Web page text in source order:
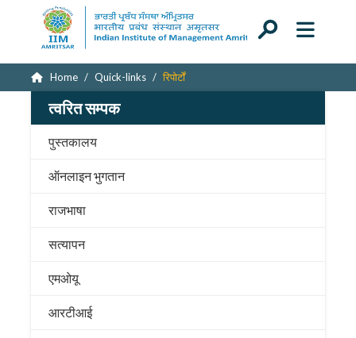
Home Quick-links रिपोर्टों
त्वरित सम्पक
पुस्तकालय
ऑनलाइन भुगतान
राजभाषा
सत्यापन
एमओयू
आरटीआई